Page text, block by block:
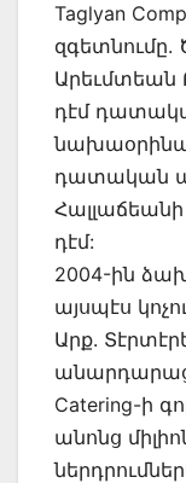
Taglyan
զգետնումը.
Արեւմտեան
դէմ
դատական
դէմ:
2004-ին
այսպէս
Արք.
Catering-ի
անոնց